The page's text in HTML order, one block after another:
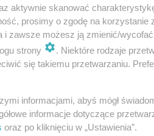
aktywnie skanować
prosimy o zgodę na korzystanie
i zawsze możesz ją zmienić/
strony
. Niektóre rodzaje
się takiemu przetwarzaniu.
informacjami, abyś mógł
informacje dotyczące
oraz po kliknięciu w „Ustawienia”.